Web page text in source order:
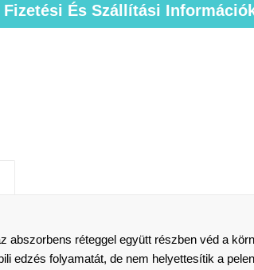
Fizetési És Szállítási
abszorbens réteggel együtt részben véd a
edzés folyamatát, de nem helyettesítik a